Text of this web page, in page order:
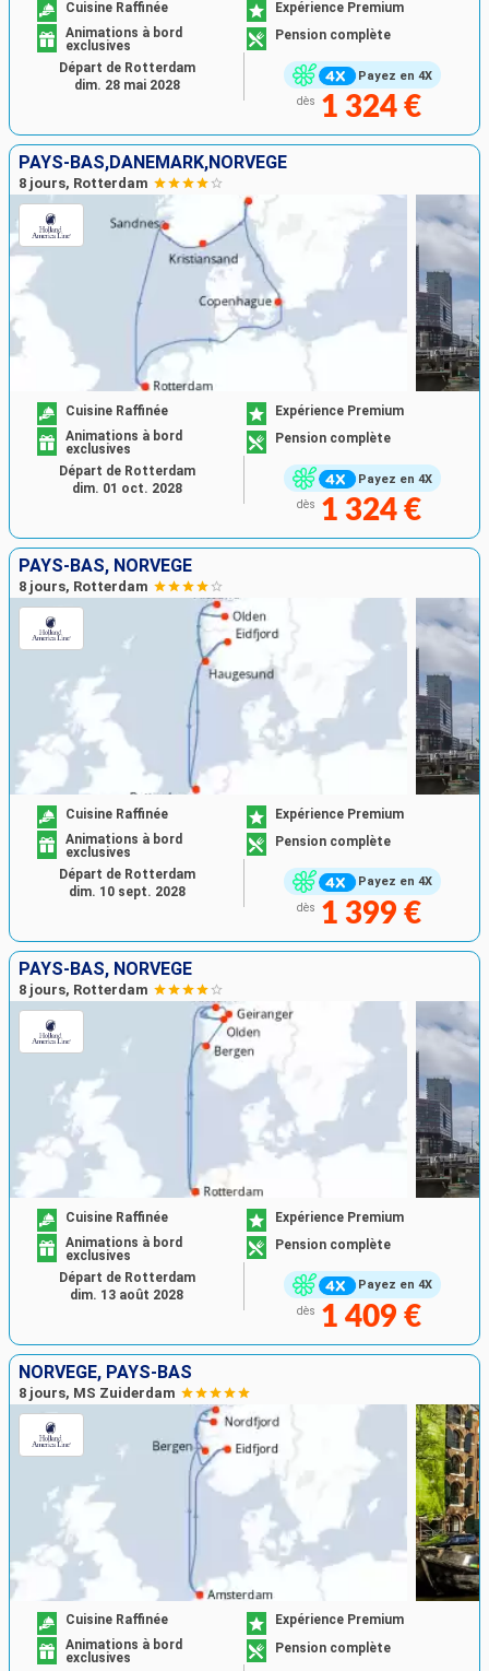
Payez en 4X
Cuisine Raffinée
Expérience Premium
Animations à bord
exclusives
Pension complète
dès 1 324 €
Départ de Rotterdam
dim. 28 mai 2028
PAYS-BAS,DANEMARK,NORVÈGE
8 jours, Rotterdam
Payez en 4X
Cuisine Raffinée
Expérience Premium
Animations à bord
exclusives
Pension complète
dès 1 324 €
Départ de Rotterdam
dim. 01 oct. 2028
PAYS-BAS, NORVÈGE
8 jours, Rotterdam
Payez en 4X
Cuisine Raffinée
Expérience Premium
Animations à bord
exclusives
Pension complète
dès 1 399 €
Départ de Rotterdam
dim. 10 sept. 2028
PAYS-BAS, NORVÈGE
8 jours, Rotterdam
Payez en 4X
Cuisine Raffinée
Expérience Premium
Animations à bord
exclusives
Pension complète
dès 1 409 €
Départ de Rotterdam
dim. 13 août 2028
NORVÈGE, PAYS-BAS
8 jours, MS Zuiderdam
Cuisine Raffinée
Expérience Premium
Animations à bord
exclusives
Pension complète